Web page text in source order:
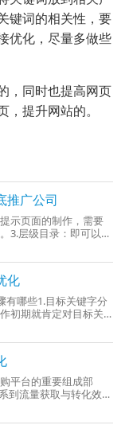
键词的相关性，要
优化，尽量多做些
，同时也提高网页
提升网站的。
推广公司
示页面的制作，需要
3.层级目录：即可以打
内，增加蜘蛛爬取不需
及密度：据用户浏览页
化
有哪些1.目标关键字分
初期就肯定对目标关
平台的重要组成部
到流量获取与转化效